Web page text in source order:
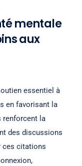
mentale
aux
essentiel à
en favorisant la
renforcent la
des discussions
ces citations